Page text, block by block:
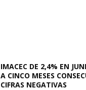
IMACEC DE 2,4% EN
A CINCO MESES
CIFRAS NEGATIVAS